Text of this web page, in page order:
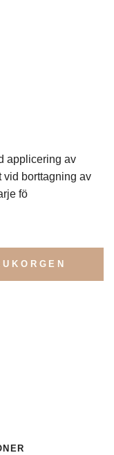
applicering av
vid borttagning av
fö